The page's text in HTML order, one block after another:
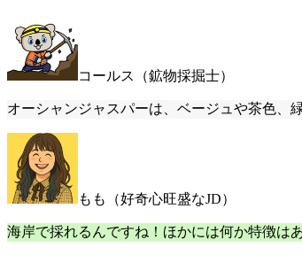
コールス（鉱物採掘士）
オーシャンジャスパーは、ベージュや茶色、
もも（好奇心旺盛なJD）
海岸で採れるんですね！ほかには何か特徴は